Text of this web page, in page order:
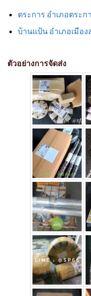
ตระการ อำเภอตระ
บ้านแป้น อำเภอเมือ
ตัวอย่างการจัดส่ง